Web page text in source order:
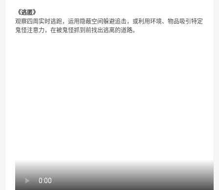
《逃匿》
观察四周实时逃跑，运用隐蔽空间躲避追击，或利用环境、物品吸引特定
鬼怪注意力，在被鬼怪抓到前找出逃离的道路。